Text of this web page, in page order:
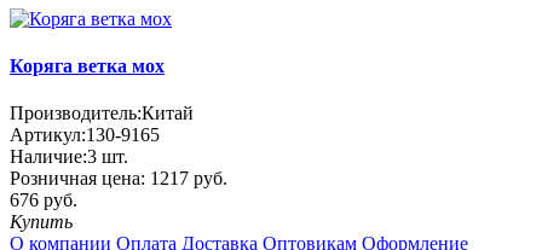
Коряга ветка мох
Производитель:Китай
Артикул:130-9165
Наличие:3 шт.
Розничная цена: 1217 руб.
676 руб.
Купить
О компании Оплата Доставка Оптовикам Оформление